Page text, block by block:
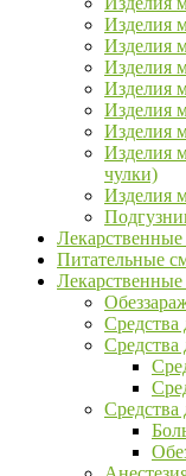
Изделия
Изделия
Изделия
Изделия
Изделия
Изделия
Изделия
чулки)
Изделия
Питательные
Лекарственные
Средства
Средства
Средства